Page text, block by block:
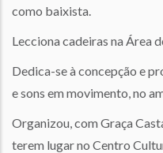
como baixista.
Lecciona cadeiras na Área
Dedica-se à concepção e
e sons em movimento, no
Organizou, com Graça
terem lugar no Centro